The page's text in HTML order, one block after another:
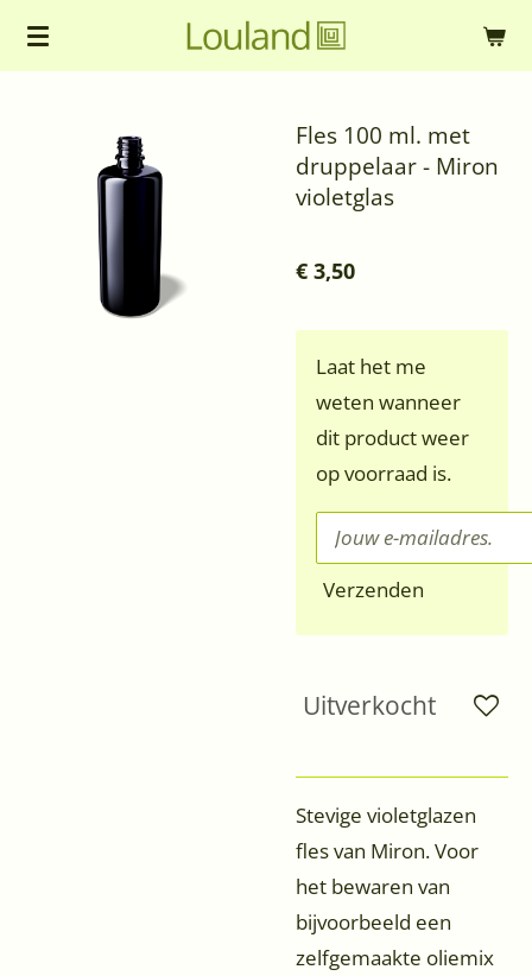
Ga
hoofdinhoud
Fles 100 ml. met
druppelaar - Miron
violetglas
€ 3,50
Laat het me
weten wanneer
dit product weer
op voorraad is.
Verzenden
Uitverkocht
Stevige violetglazen
fles van Miron. Voor
het bewaren van
bijvoorbeeld een
zelfgemaakte oliemix